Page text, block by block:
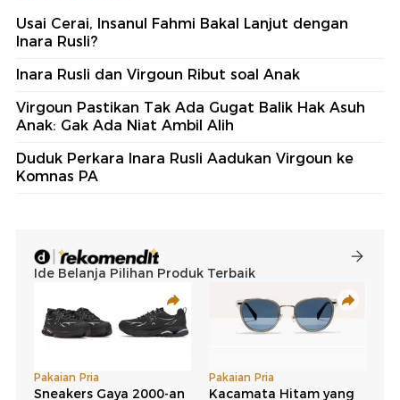
Usai Cerai, Insanul Fahmi Bakal Lanjut dengan
Inara Rusli?
Inara Rusli dan Virgoun Ribut soal Anak
Virgoun Pastikan Tak Ada Gugat Balik Hak Asuh
Anak: Gak Ada Niat Ambil Alih
Duduk Perkara Inara Rusli Aadukan Virgoun ke
Komnas PA